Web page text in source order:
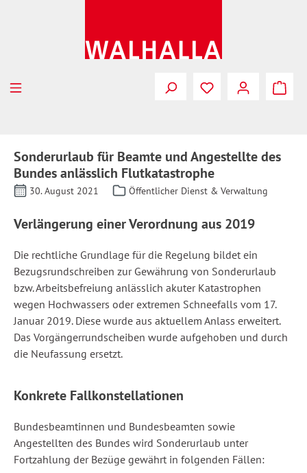
Sonderurlaub für Beamte und Angestellte des
Bundes anlässlich Flutkatastrophe
30. August 2021 Öffentlicher Dienst & Verwaltung
Verlängerung einer Verordnung aus 2019
Die rechtliche Grundlage für die Regelung bildet ein
Bezugsrundschreiben zur Gewährung von Sonderurlaub
bzw. Arbeitsbefreiung anlässlich akuter Katastrophen
wegen Hochwassers oder extremen Schneefalls vom 17.
Januar 2019. Diese wurde aus aktuellem Anlass erweitert.
Das Vorgängerrundscheiben wurde aufgehoben und durch
die Neufassung ersetzt.
Konkrete Fallkonstellationen
Bundesbeamtinnen und Bundesbeamten sowie
Angestellten des Bundes wird Sonderurlaub unter
Fortzahlung der Bezüge gewährt in folgenden Fällen: